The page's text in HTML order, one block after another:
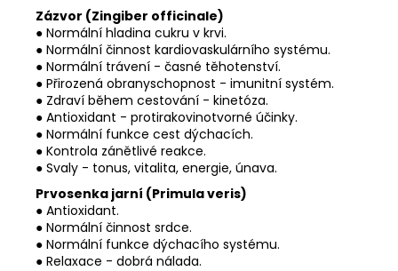
Zázvor (Zingiber officinale)
● Normální hladina cukru v krvi.
● Normální činnost kardiovaskulárního systému.
● Normální trávení - časné těhotenství.
● Přirozená obranyschopnost - imunitní systém.
● Zdraví během cestování - kinetóza.
● Antioxidant - protirakovinotvorné účinky.
● Normální funkce cest dýchacích.
● Kontrola zánětlivé reakce.
● Svaly - tonus, vitalita, energie, únava.
Prvosenka jarní (Primula veris)
● Antioxidant.
● Normální činnost srdce.
● Normální funkce dýchacího systému.
● Relaxace - dobrá nálada.